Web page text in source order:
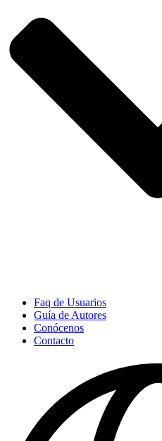
Faq de Usuarios
Guía de Autores
Conócenos
Contacto